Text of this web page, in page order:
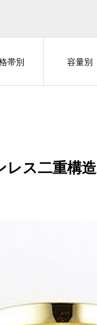
帯別 容量別
レス二重構造